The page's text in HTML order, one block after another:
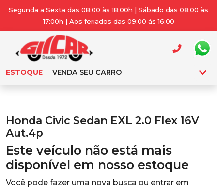
Segunda a Sexta das 08:00 às 18:00h | Sábado das 08:00 às
17:00h | Aos feriados das 09:00 ás 16:00
ESTOQUE VENDA SEU CARRO
Honda Civic Sedan EXL 2.0 Flex 16V
Aut.4p
Este veículo não está mais
disponível em nosso estoque
Você pode fazer uma nova busca ou entrar em